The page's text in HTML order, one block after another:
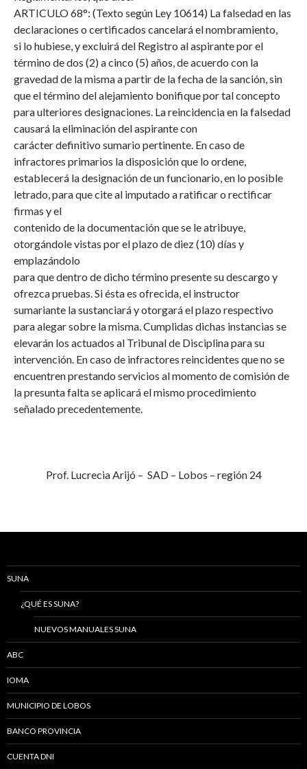
ARTICULO 68°: (Texto según Ley 10614) La falsedad en las
declaraciones o certificados cancelará el nombramiento,
si lo hubiese, y excluirá del Registro al aspirante por el
término de dos (2) a cinco (5) años, de acuerdo con la
gravedad de la misma a partir de la fecha de la sanción, sin
que el término del alejamiento bonifique por tal concepto
para ulteriores designaciones. La reincidencia en la falsedad
causará la eliminación del aspirante con
carácter definitivo sumario pertinente. En caso de
infractores primarios la disposición que lo ordene,
establecerá la designación de un funcionario, en lo posible
letrado, para que cite al imputado a ratificar o rectificar
firmas y el
contenido de la documentación que se le atribuye,
otorgándole vistas por el plazo de diez (10) días y
emplazándolo
para que dentro de dicho término presente su descargo y
ofrezca pruebas. Si ésta es ofrecida, el instructor
sumariante la sustanciará y otorgará el plazo respectivo
para alegar sobre la misma. Cumplidas dichas instancias se
elevarán los actuados al Tribunal de Disciplina para su
intervención. En caso de infractores reincidentes que no se
encuentren prestando servicios al momento de comisión de
la presunta falta se aplicará el mismo procedimiento
señalado precedentemente.
Prof. Lucrecia Arijó – SAD – Lobos – región 24
SUNA
¿QUÉ ES SUNA?
NUEVOS MANUALES SUNA
ABC
IOMA
MUNICIPIO DE LOBOS
BANCO PROVINCIA
CUENTA DNI